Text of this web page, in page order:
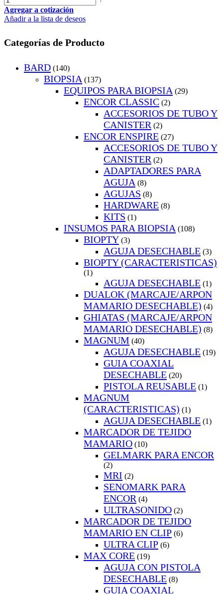
Agregar a cotización
Añadir a la lista de deseos
Categorías de Producto
BARD (140)
BIOPSIA (137)
EQUIPOS PARA BIOPSIA (29)
ENCOR CLASSIC (2)
ACCESORIOS DE TUBO Y
CANISTER (2)
ENCOR ENSPIRE (27)
ACCESORIOS DE TUBO Y
CANISTER (2)
ADAPTADORES PARA
AGUJA (8)
AGUJAS (8)
HARDWARE (8)
KITS (1)
INSUMOS PARA BIOPSIA (108)
BIOPTY (3)
AGUJA DESECHABLE (3)
BIOPTY (CARACTERISTICAS)
(1)
AGUJA DESECHABLE (1)
DUALOK (MARCAJE/ARPON
MAMARIO DESECHABLE) (4)
GHIATAS (MARCAJE/ARPON
MAMARIO DESECHABLE) (8)
MAGNUM (40)
AGUJA DESECHABLE (19)
GUIA COAXIAL
DESECHABLE (20)
PISTOLA REUSABLE (1)
MAGNUM
(CARACTERISTICAS) (1)
AGUJA DESECHABLE (1)
MARCADOR DE TEJIDO
MAMARIO (10)
GELMARK PARA ENCOR
(2)
MRI (2)
SENOMARK PARA
ENCOR (4)
ULTRASONIDO (2)
MARCADOR DE TEJIDO
MAMARIO EN CLIP (6)
ULTRA CLIP (6)
MAX CORE (19)
AGUJA CON PISTOLA
DESECHABLE (8)
GUIA COAXIAL